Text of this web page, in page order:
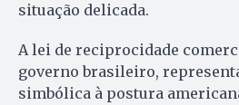
situação delicada.
A lei de reciprocidade
governo brasileiro,
simbólica à postura